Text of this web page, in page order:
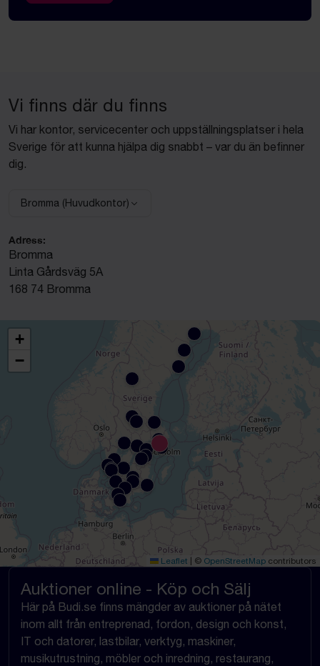
Vi finns där du finns
Vi har kontor, servicecenter och uppställningsplatser i hela
Sverige för att kunna hjälpa dig snabbt – var du än befinner
dig.
Välj anläggning:
Bromma (Huvudkontor)
Adress:
Bromma
Linta Gårdsväg 5A
168 74 Bromma
+
−
Leaflet © OpenStreetMap contributors
Auktioner online - Köp och Sälj
Här på Budi.se finns mängder av auktioner på nätet
inom allt från entreprenad, fordon, design och konst,
IT och datorer, lastbilar, verktyg, maskiner,
musikutrustning, möbler och inredning, restaurang,